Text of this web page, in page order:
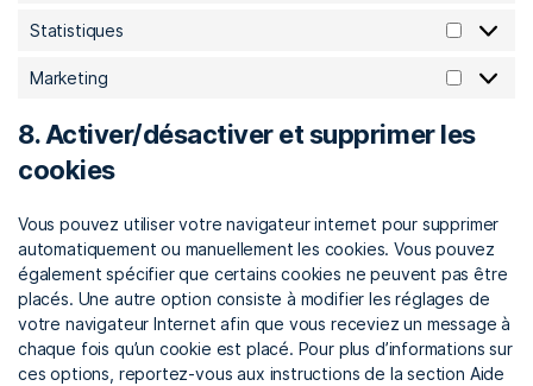
Statistiques
Marketing
8. Activer/désactiver et supprimer les
cookies
Vous pouvez utiliser votre navigateur internet pour supprimer
automatiquement ou manuellement les cookies. Vous pouvez
également spécifier que certains cookies ne peuvent pas être
placés. Une autre option consiste à modifier les réglages de
votre navigateur Internet afin que vous receviez un message à
chaque fois qu’un cookie est placé. Pour plus d’informations sur
ces options, reportez-vous aux instructions de la section Aide